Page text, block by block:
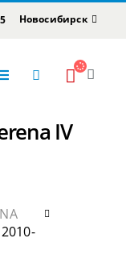
Новосибирск
IV